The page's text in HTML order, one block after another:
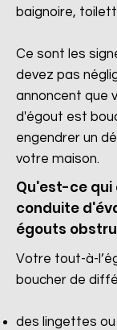
baignoire,
Ce sont les
devez pas
annoncent que
d'égout est
engendrer un
votre maison.
Qu'est-ce qui
conduite
égouts
Votre tout-à-
boucher de
des lingettes